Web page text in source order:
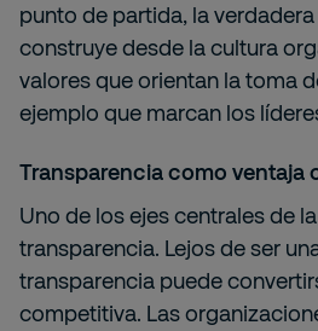
punto de partida, la
construye desde la cultura
valores que orientan la toma
ejemplo que marcan los
Transparencia como ventaja
Uno de los ejes centrales de
transparencia. Lejos de ser
transparencia puede
competitiva. Las